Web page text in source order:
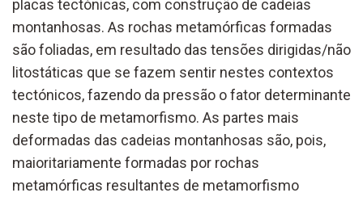
placas tectónicas, com construção de cadeias
montanhosas. As rochas metamórficas formadas
são foliadas, em resultado das tensões dirigidas/não
litostáticas que se fazem sentir nestes contextos
tectónicos, fazendo da pressão o fator determinante
neste tipo de metamorfismo. As partes mais
deformadas das cadeias montanhosas são, pois,
maioritariamente formadas por rochas
metamórficas resultantes de metamorfismo